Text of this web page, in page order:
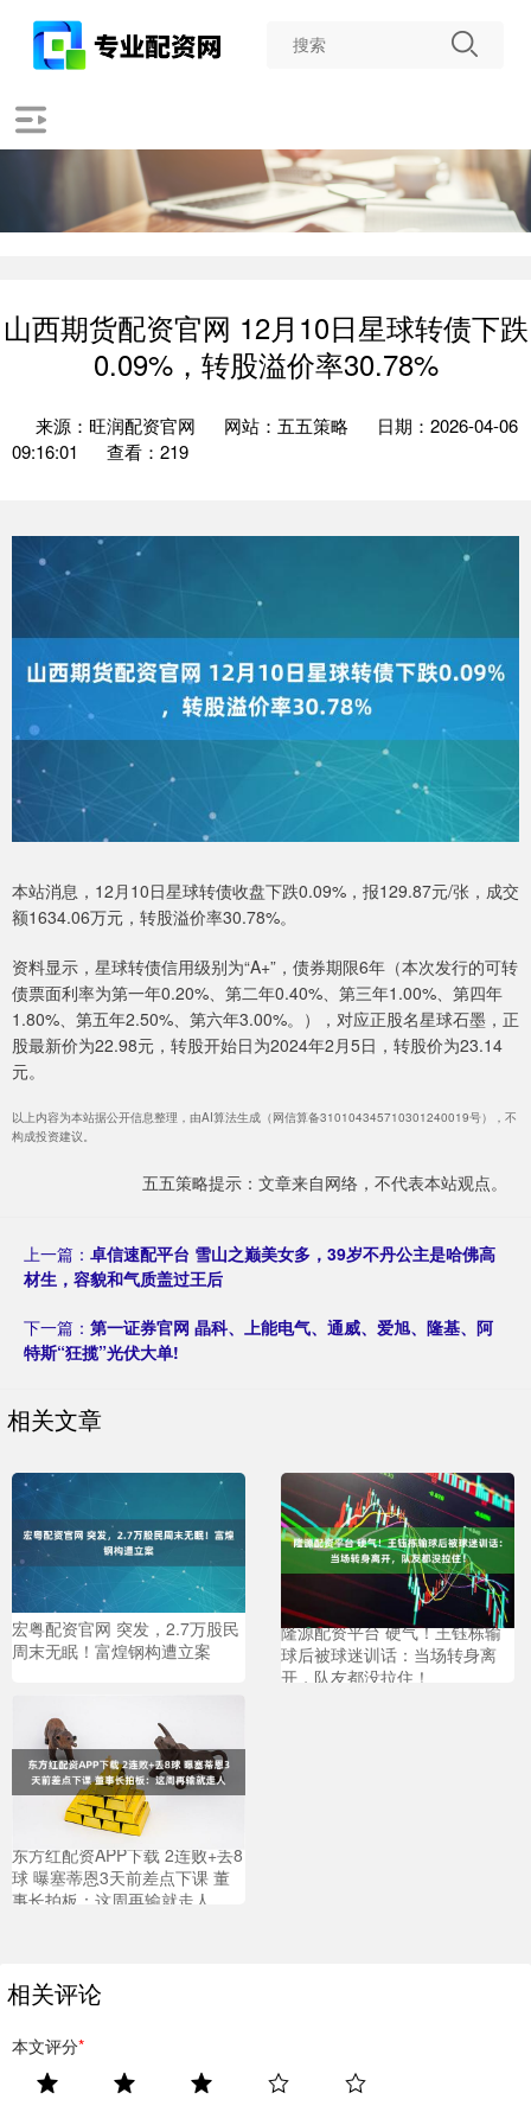
山西期货配资官网 12月10日星球转债下跌
0.09%，转股溢价率30.78%
来源：旺润配资官网 网站：五五策略
日期：2026-04-06
09:16:01
查看：219
本站消息，12月10日星球转债收盘下跌0.09%，报129.87元/张，成交
额1634.06万元，转股溢价率30.78%。
资料显示，星球转债信用级别为“A+”，债券期限6年（本次发行的可转
债票面利率为第一年0.20%、第二年0.40%、第三年1.00%、第四年
1.80%、第五年2.50%、第六年3.00%。），对应正股名星球石墨，正
股最新价为22.98元，转股开始日为2024年2月5日，转股价为23.14
元。
以上内容为本站据公开信息整理，由AI算法生成（网信算备310104345710301240019号），不
构成投资建议。
五五策略提示：文章来自网络，不代表本站观点。
上一篇： 卓信速配平台 雪山之巅美女多，39岁不丹公主是哈佛高
材生，容貌和气质盖过王后
下一篇： 第一证券官网 晶科、上能电气、通威、爱旭、隆基、阿
特斯“狂揽”光伏大单!
相关文章
宏粤配资官网 突发，2.7万股民
周末无眠！富煌钢构遭立案
隆源配资平台 硬气！王钰栋输
球后被球迷训话：当场转身离
开，队友都没拉住！
东方红配资APP下载 2连败+丢8
球 曝塞蒂恩3天前差点下课 董
事长拍板：这周再输就走人
相关评论
本文评分*